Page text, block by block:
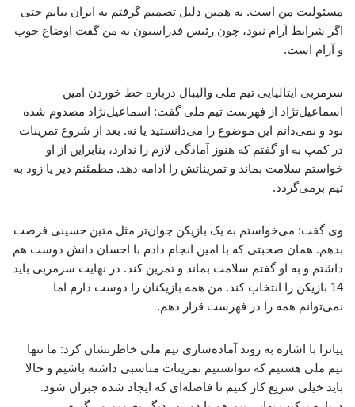
مسئولیت من است. به همین دلیل تصمیم گرفتم به ایران بیایم حتی
اگر شرایط آرام نبود، چون رئیس فدراسیون به من گفت اوضاع خوب
و آرام است.
سرمربی ایتالیایی تیم ملی والیبال درباره خط خوردن امین
اسماعیل‌نژاد از فهرست تیم ملی گفت: اسماعیل‌نژاد مصدوم شده
بود و نمی‌دانم این موضوع را می‌دانستید یا نه. بعد از شروع تمرینات
در کمپ به او گفتم که هنوز آمادگی لازم را ندارد، بنابراین از او
خواستم سلامت بماند و تمریناتش را ادامه دهد. مطمئنم دیر یا زود به
تیم برمی‌گردد.
وی گفت: می‌خواستم به یک بازیکن جوان‌تر مثل متین حسینی فرصت
بدهم. همان صحبتی که با امین انجام دادم با احسان دانش دوست هم
داشتم و به او گفتم سلامت بماند و تمرین کند. در نهایت سرمربی باید
14 بازیکن را انتخاب کند. من همه بازیکنان را دوست دارم اما
نمی‌توانم همه را در فهرست قرار دهم.
پیاتزا با اشاره به روند آماده‌سازی تیم ملی خاطرنشان کرد: ما تنها
تیم ملی هستیم که نتوانستیم تمرینات مناسبی داشته باشیم و حالا
باید خیلی سریع کار کنیم تا فاصله‌ای که ایجاد شده جبران شود.